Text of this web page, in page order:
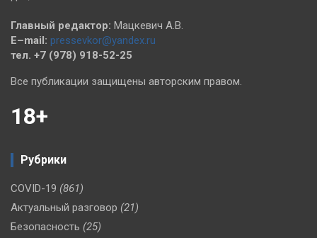
Главный редактор: Мацкевич А.В.
E–mail: pressevkor@yandex.ru
тел. +7 (978) 918-52-25
Все публикации защищены авторским правом.
18+
Рубрики
COVID-19 (861)
Актуальный разговор (21)
Безопасность (25)